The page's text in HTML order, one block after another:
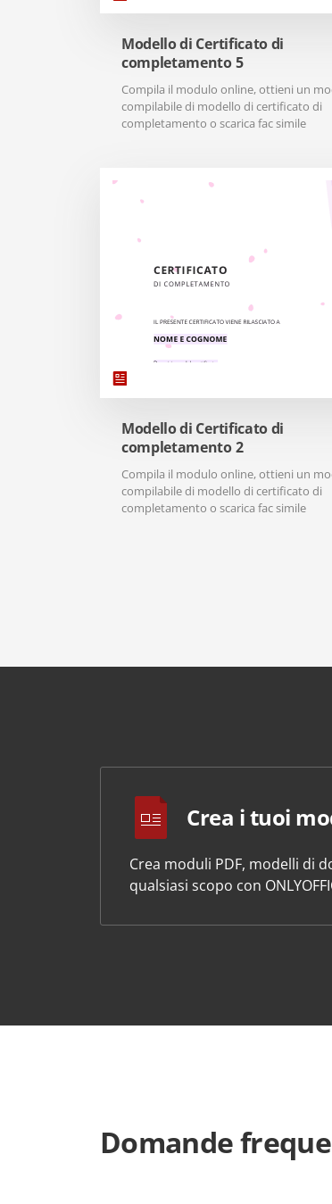
Modello di Certificato di
completamento 5
Compila il modulo online, ottieni un
compilabile di modello di certificato di
completamento o scarica fac simile
Modello di Certificato di
completamento 2
Compila il modulo online, ottieni un
compilabile di modello di certificato di
completamento o scarica fac simile
Crea i tuoi
Crea moduli PDF, modelli di
qualsiasi scopo con
Domande